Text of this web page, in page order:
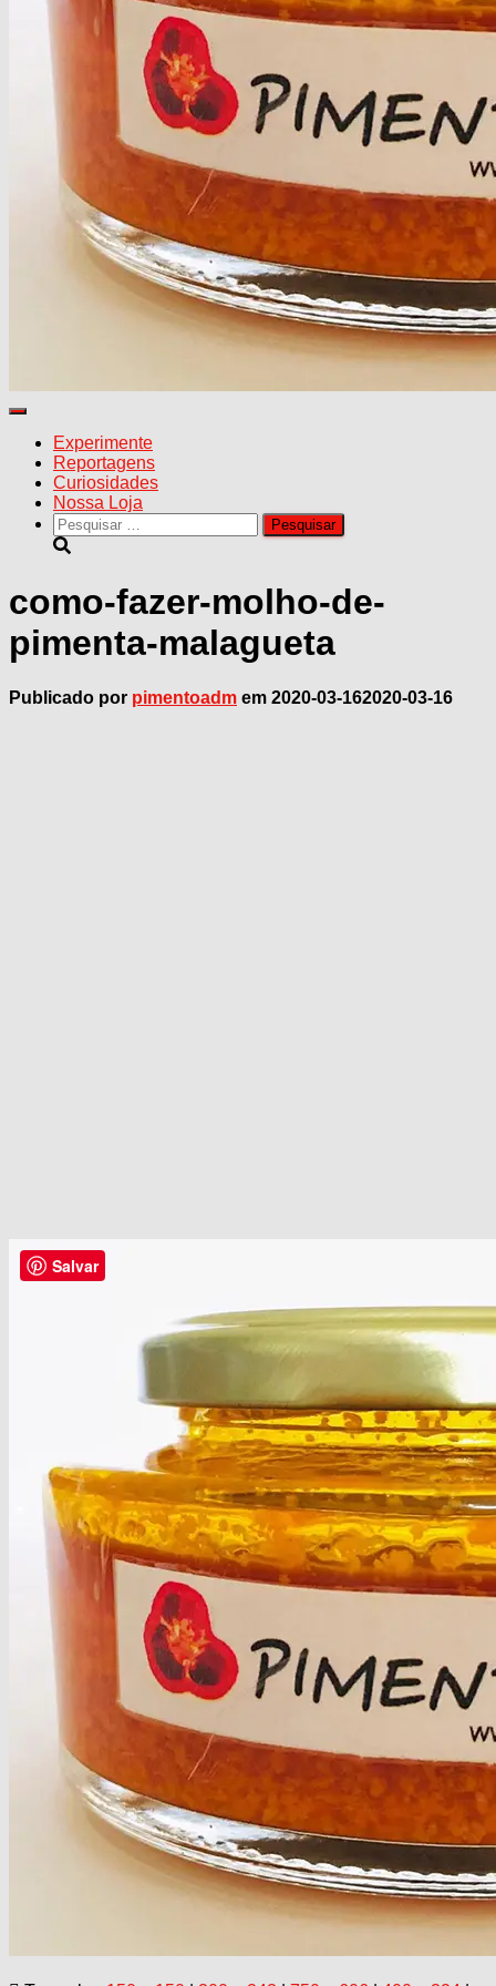
Alternar
navegaçãoExperimente
Reportagens
Curiosidades
Nossa Loja
Pesquisar
por:
como-fazer-molho-de-
pimenta-malagueta
Publicado por pimentoadm em 2020-03-162020-03-16
Salvar